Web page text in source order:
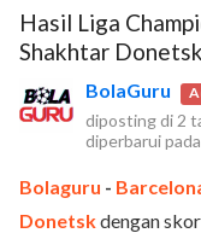
Hasil Liga
Shakhtar
BolaGuru
diposting di 2
diperbarui pada
Bolaguru -
Donetskdengan